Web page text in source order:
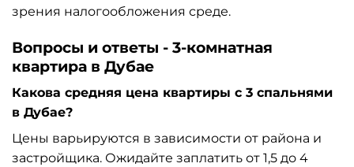
зрения налогообложения среде.
Вопросы и ответы - 3-комнатная
квартира в Дубае
Какова средняя цена квартиры с 3 спальнями
в Дубае?
Цены варьируются в зависимости от района и
застройщика. Ожидайте заплатить от 1,5 до 4